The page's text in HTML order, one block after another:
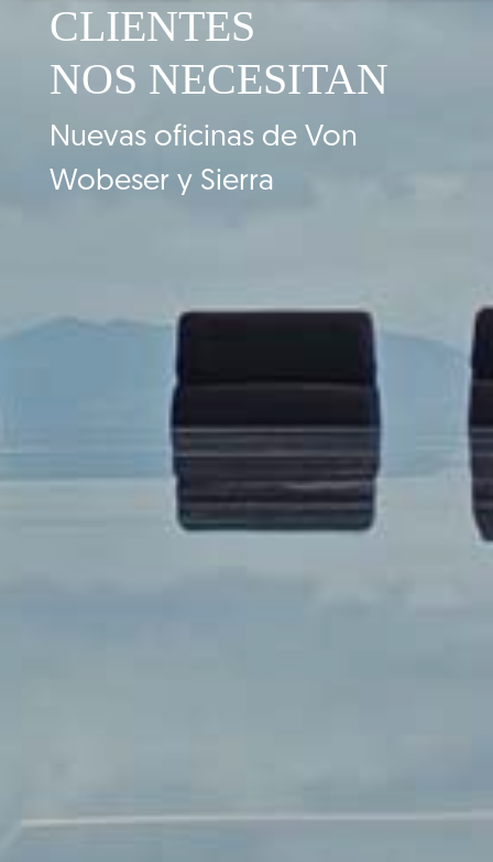
CLIENTES
NOS NECESITAN
Nuevas oficinas de Von
Wobeser y Sierra